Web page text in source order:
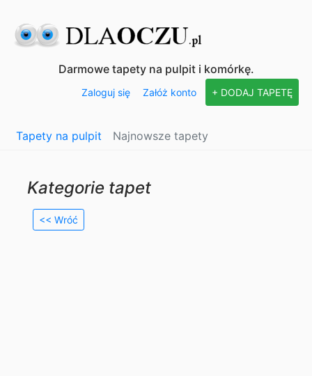
Darmowe tapety na pulpit i komórkę.
Zaloguj się Załóż konto + DODAJ TAPETĘ
Tapety na pulpit Najnowsze tapety
Kategorie tapet
<< Wróć